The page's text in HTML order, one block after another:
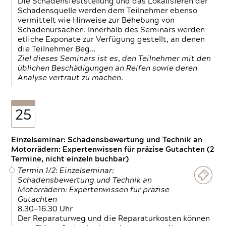
Schadensquelle werden dem Teilnehmer ebenso
vermittelt wie Hinweise zur Behebung von
Schadenursachen. Innerhalb des Seminars werden
etliche Exponate zur Verfügung gestellt, an denen
die Teilnehmer Beg…
Ziel dieses Seminars ist es, den Teilnehmer mit den
üblichen Beschädigungen an Reifen sowie deren
Analyse vertraut zu machen.
25
Einzelseminar: Schadensbewertung und Technik an
Motorrädern: Expertenwissen für präzise Gutachten (2
Termine, nicht einzeln buchbar)
Termin 1/2: Einzelseminar:
Schadensbewertung und Technik an
Motorrädern: Expertenwissen für präzise
Gutachten
8.30—16.30 Uhr
Der Reparaturweg und die Reparaturkosten können